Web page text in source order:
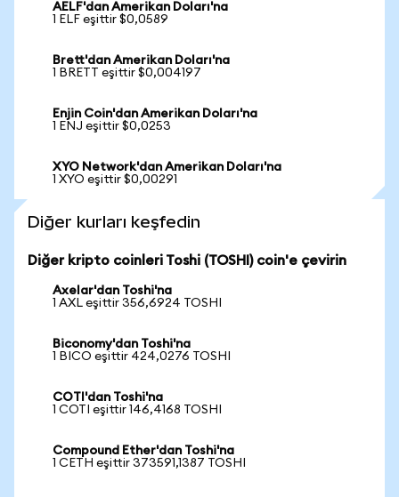
AELF'dan Amerikan Doları'na
1 ELF eşittir $0,0589
Brett'dan Amerikan Doları'na
1 BRETT eşittir $0,004197
Enjin Coin'dan Amerikan Doları'na
1 ENJ eşittir $0,0253
XYO Network'dan Amerikan Doları'na
1 XYO eşittir $0,00291
Diğer kurları keşfedin
Diğer kripto coinleri Toshi (TOSHI) coin'e çevirin
Axelar'dan Toshi'na
1 AXL eşittir 356,6924 TOSHI
Biconomy'dan Toshi'na
1 BICO eşittir 424,0276 TOSHI
COTI'dan Toshi'na
1 COTI eşittir 146,4168 TOSHI
Compound Ether'dan Toshi'na
1 CETH eşittir 373591,1387 TOSHI